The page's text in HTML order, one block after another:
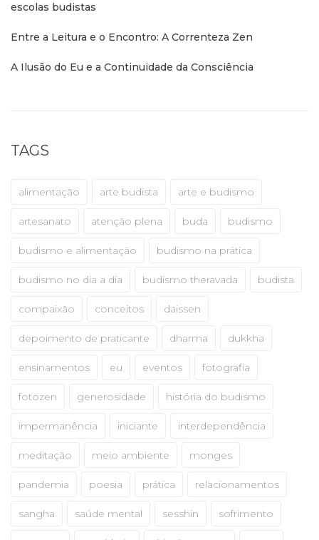
escolas budistas
Entre a Leitura e o Encontro: A Correnteza Zen
A Ilusão do Eu e a Continuidade da Consciência
TAGS
alimentação arte budista arte e budismo
artesanato atenção plena buda budismo
budismo e alimentação budismo na prática
budismo no dia a dia budismo theravada budista
compaixão conceitos daissen
depoimento de praticante dharma dukkha
ensinamentos eu eventos fotografia
fotozen generosidade história do budismo
impermanência iniciante interdependência
meditação meio ambiente monges
pandemia poesia prática relacionamentos
sangha saúde mental sesshin sofrimento